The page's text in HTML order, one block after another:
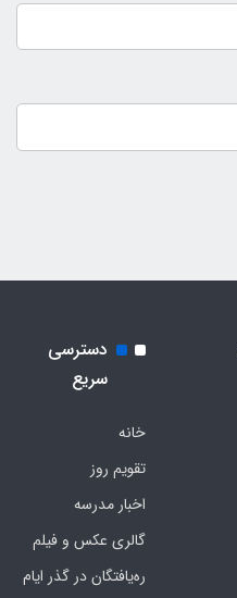
دسترسی
سریع
خانه
تقویم روز
اخبار مدرسه
گالری عکس و فیلم
ره‌یافتگان در گذر ایام